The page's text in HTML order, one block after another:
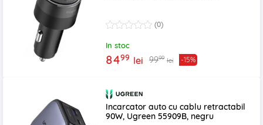
(0)
In stoc
8499 lei 9999 lei -15%
Incarcator auto cu cablu retractabil
90W, Ugreen 55909B, negru